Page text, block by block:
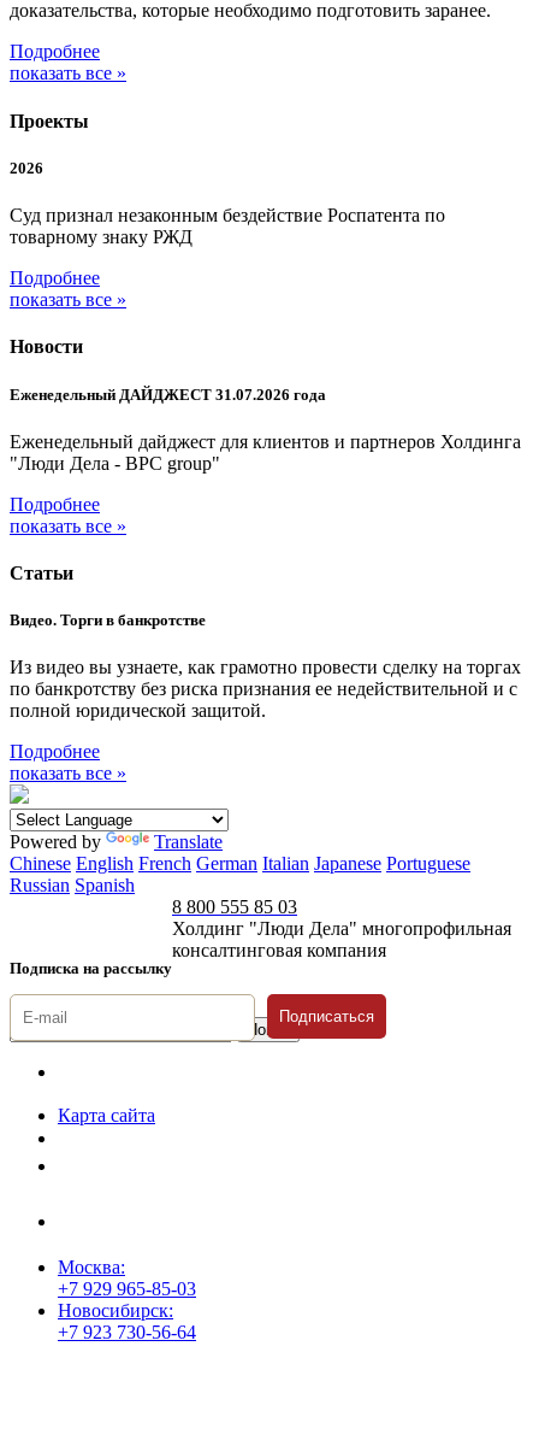
доказательства, которые необходимо подготовить заранее.
Подробнее
показать все »
Проекты
2026
Суд признал незаконным бездействие Роспатента по
товарному знаку РЖД
Подробнее
показать все »
Новости
Еженедельный ДАЙДЖЕСТ 31.07.2026 года
Еженедельный дайджест для клиентов и партнеров Холдинга
"Люди Дела - BPC group"
Подробнее
показать все »
Статьи
Видео. Торги в банкротстве
Из видео вы узнаете, как грамотно провести сделку на торгах
по банкротству без риска признания ее недействительной и с
полной юридической защитой.
Подробнее
показать все »
Powered by
Translate
Chinese English French German Italian Japanese Portuguese
Russian Spanish
Подписка на рассылку
8 800 555 85 03
Холдинг "Люди Дела" многопрофильная
консалтинговая компания
Подписаться
Карта сайта
Москва:
+7 929 965-85-03
Новосибирск:
+7 923 730-56-64